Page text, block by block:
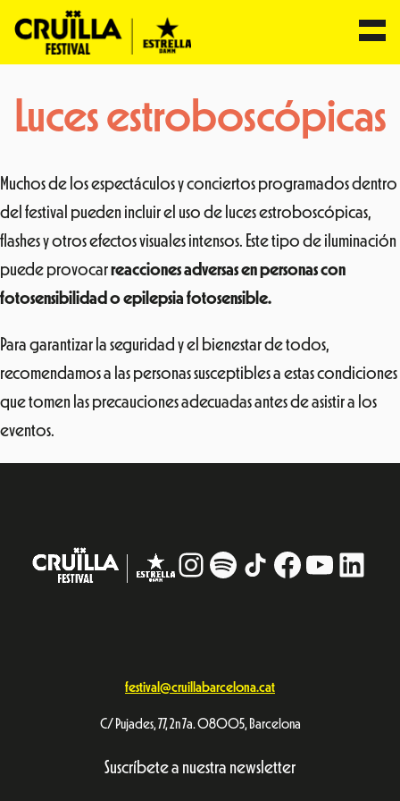
contenido
Luces estroboscópicas
Muchos de los espectáculos y conciertos programados dentro
del festival pueden incluir el uso de luces estroboscópicas,
flashes y otros efectos visuales intensos. Este tipo de iluminación
puede provocarreacciones adversas en personas con
fotosensibilidad o epilepsia fotosensible.
Para garantizar la seguridad y el bienestar de todos,
recomendamos a las personas susceptibles a estas condiciones
que tomen las precauciones adecuadas antes de asistir a los
eventos.
Instagram
# TikTokFacebook
festival@cruillabarcelona.cat
C/ Pujades, 77, 2n 7a. 08005, Barcelona
Suscríbete a nuestra newsletter